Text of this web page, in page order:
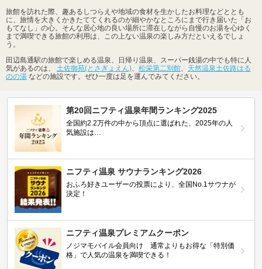
旅館を訪れた際、趣あるしつらえや地域の食材を生かしたお料理などととも
に、旅情を大きくかきたててくれるのが細やかなところにまで行き届いた「お
もてなし」の心。そんな居心地の良い場所に滞在しながら自慢のお湯を心ゆく
まで満喫できる旅館の利用は、この上ない温泉の楽しみ方だといえるでしょ
う。
田辺島通駅の旅館で楽しめる温泉、日帰り温泉、スーパー銭湯の中でも特に人
気があるのは、 土佐御苑(とさぎょえん) 松栄第二別館
天然温泉土佐路はる
のの湯 などの施設です。ぜひ一度は足を運んでみてください。
第20回ニフティ温泉年間ランキング2025
全国約2.2万件の中から頂点に選ばれた、2025年の人
気施設は…
ニフティ温泉 サウナランキング2026
おふろ好きユーザーの投票により、全国No.1サウナが
決定！
ニフティ温泉プレミアムクーポン
ノジマモバイル会員向け 通常よりもお得な「特別価
格」で人気の温泉を満喫できる！